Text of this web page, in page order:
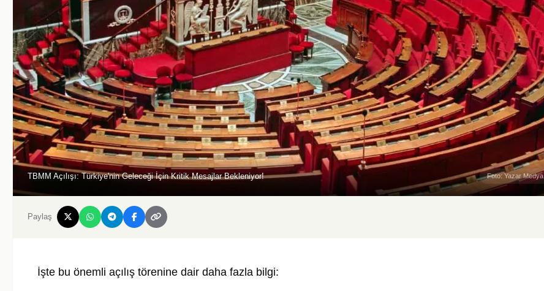
TBMM Açılışı: Türkiye'nin Geleceği İçin Kritik Mesajlar Bekleniyor! Foto: Yazar Medya
Paylaş
İşte bu önemli açılış törenine dair daha fazla bilgi: